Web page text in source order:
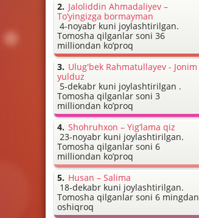
Jaloliddin Ahmadaliyev –
To’yingizga bormayman
4-noyabr kuni joylashtirilgan.
Tomosha qilganlar soni 36
milliondan ko’proq
Ulug'bek Rahmatullayev - Jonim
yulduz
5-dekabr kuni joylashtirilgan .
Tomosha qilganlar soni 3
milliondan ko’proq
Shohruhxon – Yig’lama qiz
23-noyabr kuni joylashtirilgan.
Tomosha qilganlar soni 6
milliondan ko’proq
Husan – Salima
18-dekabr kuni joylashtirilgan.
Tomosha qilganlar soni 6 mingdan
oshiqroq